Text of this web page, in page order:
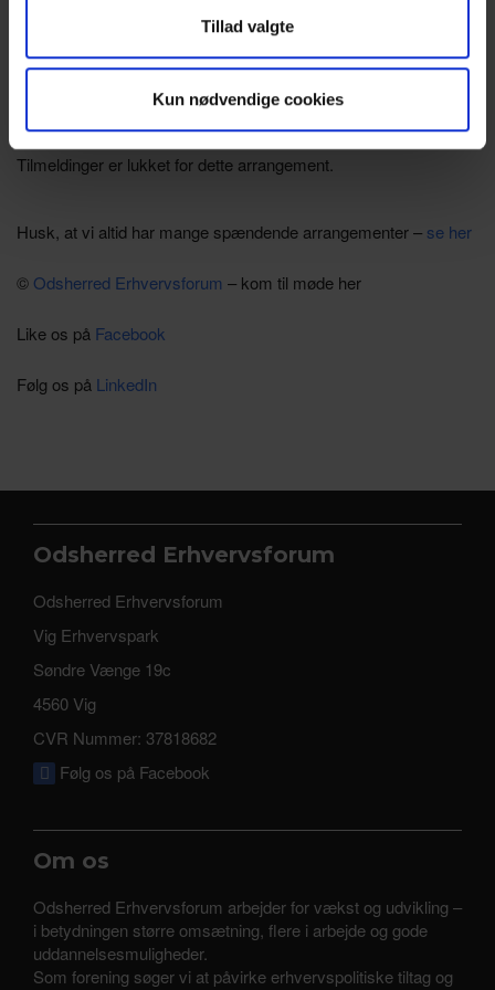
Tillad valgte
Kun nødvendige cookies
Nykøbing Sj.
TILMELDING
Tilmeldinger er lukket for dette arrangement.
Husk, at vi altid har mange spændende arrangementer – se her
© Odsherred Erhvervsforum – kom til møde her
Like os på Facebook
Følg os på LinkedIn
Odsherred Erhvervsforum
Odsherred Erhvervsforum
Vig Erhvervspark
Søndre Vænge 19c
4560 Vig
CVR Nummer: 37818682
Følg os på Facebook
Om os
Odsherred Erhvervsforum arbejder for vækst og udvikling –
i betydningen større omsætning, flere i arbejde og gode
uddannelsesmuligheder.
Som forening søger vi at påvirke erhvervspolitiske tiltag og